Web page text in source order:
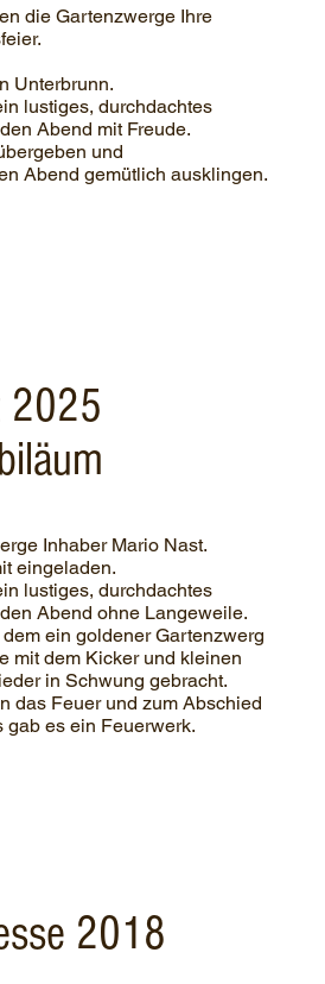
die Gartenzwerge Ihre
Unterbrunn.
lustiges, durchdachtes
Abend mit Freude.
und
Abend gemütlich ausklingen.
2025
Inhaber Mario Nast.
eingeladen.
lustiges, durchdachtes
Abend ohne Langeweile.
ein goldener Gartenzwerg
mit dem Kicker und kleinen
in Schwung gebracht.
das Feuer und zum Abschied
es ein Feuerwerk.
2018